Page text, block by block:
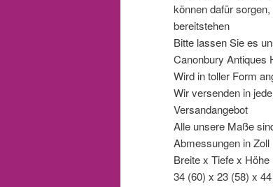
können dafür
bereitstehen
Bitte lassen Sie es
Canonbury Antiques
Wird in toller Form
Wir versenden in
Versandangebot
Alle unsere Maße
Abmessungen in Zoll
Breite x Tiefe x Höhe
34 (60) x 23 (58) x